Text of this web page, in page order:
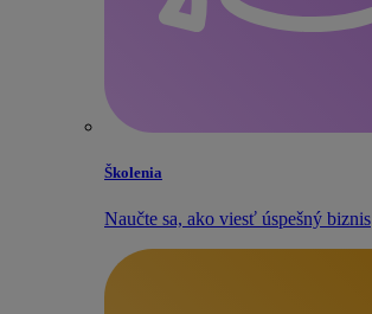
Školenia
Naučte sa, ako viesť úspešný biznis